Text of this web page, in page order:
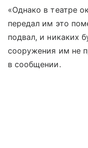
«Однако в театре
передал им это
подвал, и никаких
сооружения им не
в сообщении.